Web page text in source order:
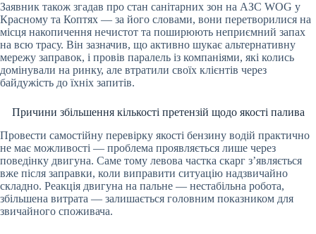
Заявник також згадав про стан санітарних зон на АЗС WOG у
Красному та Коптях — за його словами, вони перетворилися на
місця накопичення нечистот та поширюють неприємний запах
на всю трасу. Він зазначив, що активно шукає альтернативну
мережу заправок, і провів паралель із компаніями, які колись
домінували на ринку, але втратили своїх клієнтів через
байдужість до їхніх запитів.
Причини збільшення кількості претензій щодо якості палива
Провести самостійну перевірку якості бензину водій практично
не має можливості — проблема проявляється лише через
поведінку двигуна. Саме тому левова частка скарг з’являється
вже після заправки, коли виправити ситуацію надзвичайно
складно. Реакція двигуна на пальне — нестабільна робота,
збільшена витрата — залишається головним показником для
звичайного споживача.